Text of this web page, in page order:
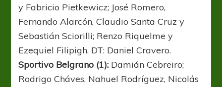
y Fabricio Pietkewicz; José Romero,
Fernando Alarcón, Claudio Santa Cruz y
Sebastián Sciorilli; Renzo Riquelme y
Ezequiel Filipigh. DT: Daniel Cravero.
Sportivo Belgrano (1): Damián Cebreiro;
Rodrigo Cháves, Nahuel Rodríguez, Nicolás